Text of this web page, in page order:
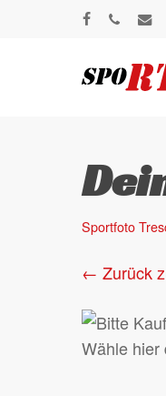
facebookphoneemail
Sportfoto
← Zurück
Wähle hier